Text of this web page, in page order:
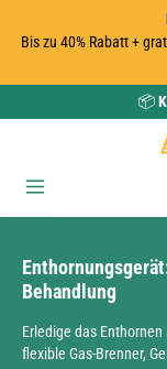
Bis zu 40% Rabatt +
📦
Behandlung
Erledige das
flexible Gas-Brenner,